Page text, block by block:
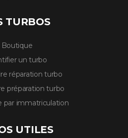
TURBOS
Boutique
un turbo
réparation turbo
préparation turbo
par immatriculation
UTILES